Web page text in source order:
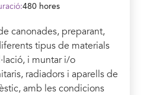
480 hores
canonades, preparant,
tipus de materials
i muntar i/o
radiadors i aparells de
amb les condicions